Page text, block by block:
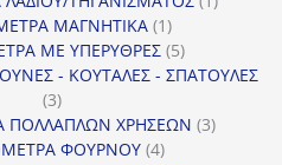
ΜΑΓΝΗΤΙΚΑ 11
προϊόν
ΜΕ ΥΠΕΡΥΘΡΕΣ 55
προϊόντα
- ΚΟΥΤΑΛΕΣ - ΣΠΑΤΟΥΛΕΣ
33
προϊόντα
ΠΟΛΛΑΠΛΩΝ ΧΡΗΣΕΩΝ 33
ΦΟΥΡΝΟΥ 44